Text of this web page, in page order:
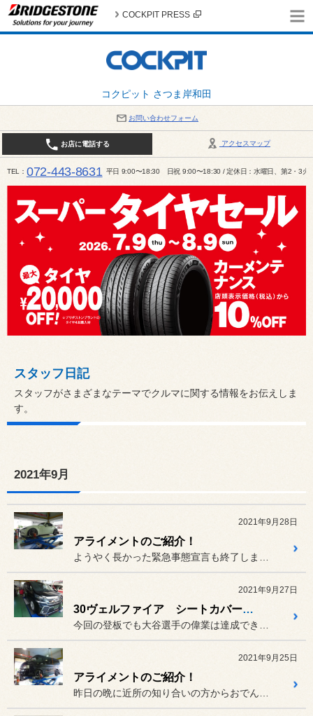
コクピット さつま岸和田
COCKPIT PRESS
お問い合わせフォーム
アクセスマップ
お店に電話する
TEL 072-443-8631 平日 9:00〜18:30 日祝 9:00〜18:30 / 定休日：水曜日、第2・3火
スタッフ日記
スタッフがさまざまなテーマでクルマに関する情報をお伝えしま
す。
2021年9月
2021年9月28日
アライメントのご紹介！
2021年9月27日
30ヴェルファイア シートカバー取り付け！
2021年9月25日
アライメントのご紹介！